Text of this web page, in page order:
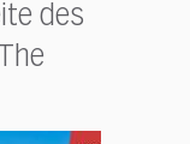
des